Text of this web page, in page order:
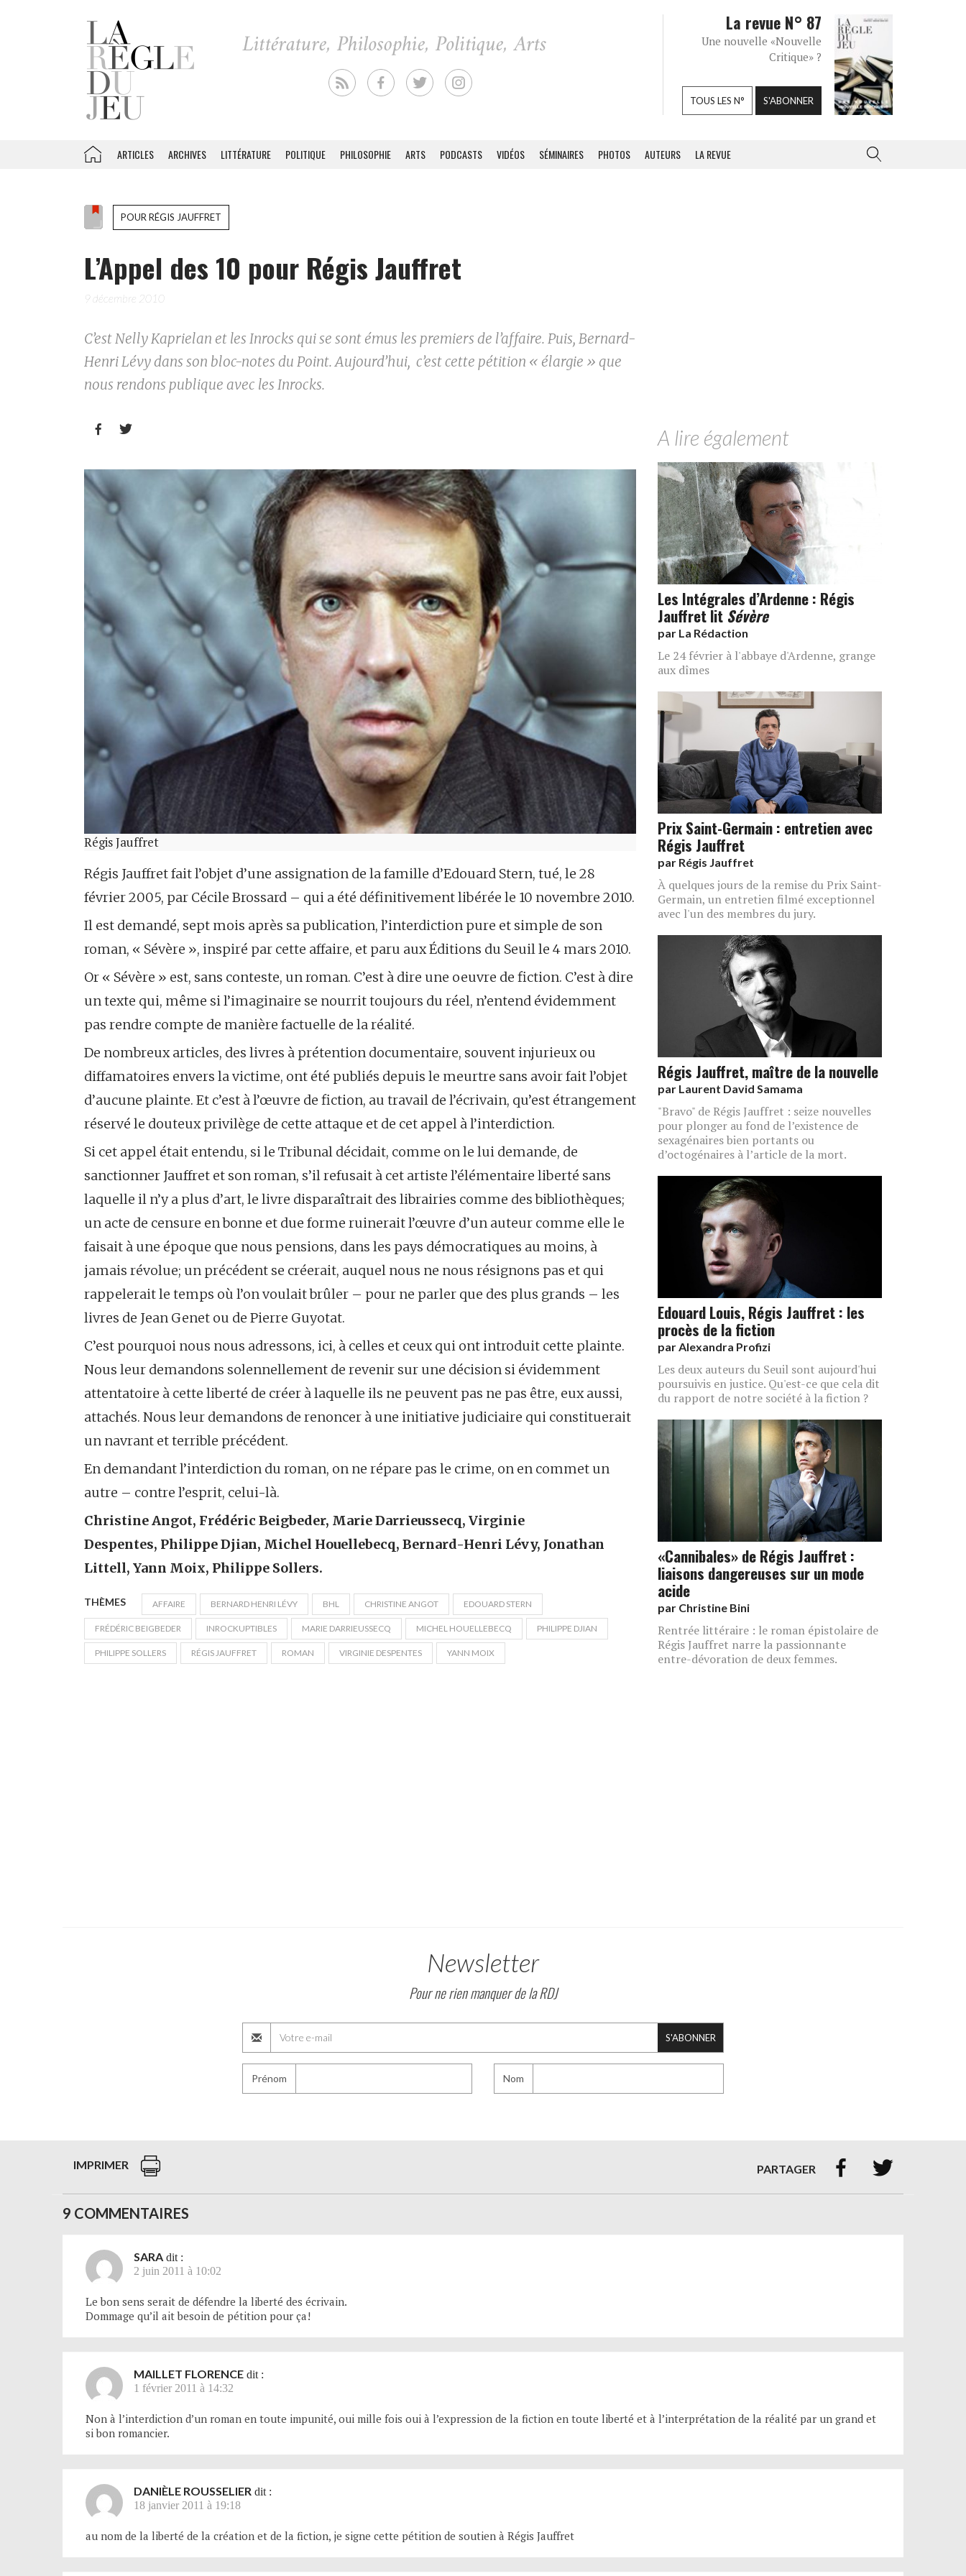
La revue N° 87
Une nouvelle «Nouvelle
Critique» ?
TOUS LES N° S'ABONNER
ARTICLES ARCHIVES LITTÉRATURE POLITIQUE PHILOSOPHIE ARTS PODCASTS VIDÉOS SÉMINAIRES PHOTOS AUTEURS LA REVUE
POUR RÉGIS JAUFFRET
L’Appel des 10 pour Régis Jauffret
9 décembre 2010
C’est Nelly Kaprielan et les Inrocks qui se sont émus les premiers de l’affaire. Puis, Bernard-
Henri Lévy dans son bloc-notes du Point. Aujourd’hui, c’est cette pétition « élargie » que
nous rendons publique avec les Inrocks.
 
Régis Jauffret
Régis Jauffret fait l’objet d’une assignation de la famille d’Edouard Stern, tué, le 28
février 2005, par Cécile Brossard – qui a été définitivement libérée le 10 novembre 2010.
Il est demandé, sept mois après sa publication, l’interdiction pure et simple de son
roman, « Sévère », inspiré par cette affaire, et paru aux Éditions du Seuil le 4 mars 2010.
Or « Sévère » est, sans conteste, un roman. C’est à dire une oeuvre de fiction. C’est à dire
un texte qui, même si l’imaginaire se nourrit toujours du réel, n’entend évidemment
pas rendre compte de manière factuelle de la réalité.
De nombreux articles, des livres à prétention documentaire, souvent injurieux ou
diffamatoires envers la victime, ont été publiés depuis le meurtre sans avoir fait l’objet
d’aucune plainte. Et c’est à l’œuvre de fiction, au travail de l’écrivain, qu’est étrangement
réservé le douteux privilège de cette attaque et de cet appel à l’interdiction.
Si cet appel était entendu, si le Tribunal décidait, comme on le lui demande, de
sanctionner Jauffret et son roman, s’il refusait à cet artiste l’élémentaire liberté sans
laquelle il n’y a plus d’art, le livre disparaîtrait des librairies comme des bibliothèques;
un acte de censure en bonne et due forme ruinerait l’œuvre d’un auteur comme elle le
faisait à une époque que nous pensions, dans les pays démocratiques au moins, à
jamais révolue; un précédent se créerait, auquel nous ne nous résignons pas et qui
rappelerait le temps où l’on voulait brûler – pour ne parler que des plus grands – les
livres de Jean Genet ou de Pierre Guyotat.
C’est pourquoi nous nous adressons, ici, à celles et ceux qui ont introduit cette plainte.
Nous leur demandons solennellement de revenir sur une décision si évidemment
attentatoire à cette liberté de créer à laquelle ils ne peuvent pas ne pas être, eux aussi,
attachés. Nous leur demandons de renoncer à une initiative judiciaire qui constituerait
un navrant et terrible précédent.
En demandant l’interdiction du roman, on ne répare pas le crime, on en commet un
autre – contre l’esprit, celui-là.
Christine Angot, Frédéric Beigbeder, Marie Darrieussecq, Virginie
Despentes, Philippe Djian, Michel Houellebecq, Bernard-Henri Lévy, Jonathan
Littell, Yann Moix, Philippe Sollers.
THÈMES AFFAIRE BERNARD HENRI LÉVY BHL CHRISTINE ANGOT EDOUARD STERN
FRÉDÉRIC BEIGBEDER INROCKUPTIBLES MARIE DARRIEUSSECQ MICHEL HOUELLEBECQ PHILIPPE DJIAN
PHILIPPE SOLLERS RÉGIS JAUFFRET ROMAN VIRGINIE DESPENTES YANN MOIX
A lire également
Les Intégrales d’Ardenne : Régis
Jauffret lit Sévère
par La Rédaction
Le 24 février à l'abbaye d'Ardenne, grange
aux dîmes
Prix Saint-Germain : entretien avec
Régis Jauffret
par Régis Jauffret
À quelques jours de la remise du Prix Saint-
Germain, un entretien filmé exceptionnel
avec l'un des membres du jury.
Régis Jauffret, maître de la nouvelle
par Laurent David Samama
"Bravo" de Régis Jauffret : seize nouvelles
pour plonger au fond de l’existence de
sexagénaires bien portants ou
d’octogénaires à l’article de la mort.
Edouard Louis, Régis Jauffret : les
procès de la fiction
parAlexandra Profizi
Les deux auteurs du Seuil sont aujourd'hui
poursuivis en justice. Qu'est-ce que cela dit
du rapport de notre société à la fiction ?
«Cannibales» de Régis Jauffret :
liaisons dangereuses sur un mode
acide
par Christine Bini
Rentrée littéraire : le roman épistolaire de
Régis Jauffret narre la passionnante
entre-dévoration de deux femmes.
Newsletter
Pour ne rien manquer de la RDJ
S'ABONNER
Prénom Nom
IMPRIMER PARTAGER  
9 COMMENTAIRES
SARA dit :
2 juin 2011 à 10:02
Le bon sens serait de défendre la liberté des écrivain.
Dommage qu’il ait besoin de pétition pour ça!
MAILLET FLORENCE dit :
1 février 2011 à 14:32
Non à l’interdiction d’un roman en toute impunité, oui mille fois oui à l’expression de la fiction en toute liberté et à l’interprétation de la réalité par un grand et
si bon romancier.
DANIÈLE ROUSSELIER dit :
18 janvier 2011 à 19:18
au nom de la liberté de la création et de la fiction, je signe cette pétition de soutien à Régis Jauffret